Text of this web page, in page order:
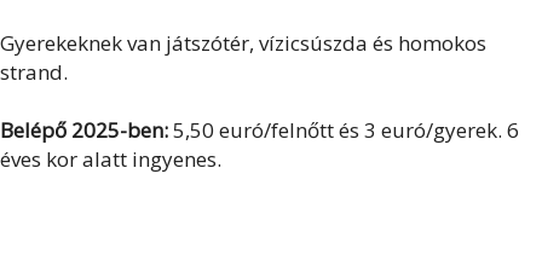
Gyerekeknek van játszótér, vízicsúszda és homokos
strand.
Belépő 2025-ben:5,50 euró/felnőtt és 3 euró/gyerek. 6
éves kor alatt ingyenes.